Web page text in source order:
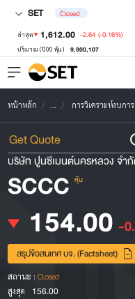
SET Closed
ล่าสุด 1,612.00 -2.64 (-0.16%)
ปริมาณ ('000 หุ้น) 9,800,107
หน้าหลัก ... การวิเคราะห์งบการ
บริษัท ปูนซีเมนต์นครหลวง จำ
SCCC หุ้น
154.00 -
สรุปข้อสนเทศ บจ. (Factsheet)
สถานะ : Closed
สูงสุด
156.00